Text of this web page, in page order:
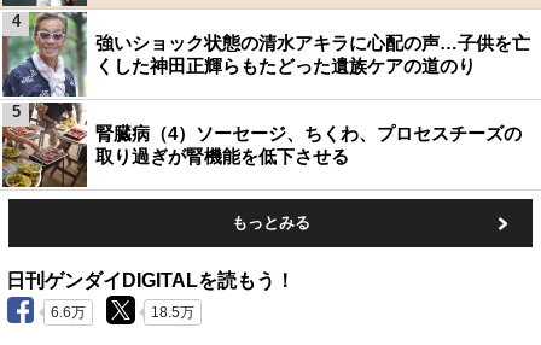
強いショック状態の清水アキラに心配の声…子供を亡
くした神田正輝らもたどった遺族ケアの道のり
4
腎臓病（4）ソーセージ、ちくわ、プロセスチーズの
取り過ぎが腎機能を低下させる
5
もっとみる
日刊ゲンダイDIGITALを読もう！
6.6万 18.5万